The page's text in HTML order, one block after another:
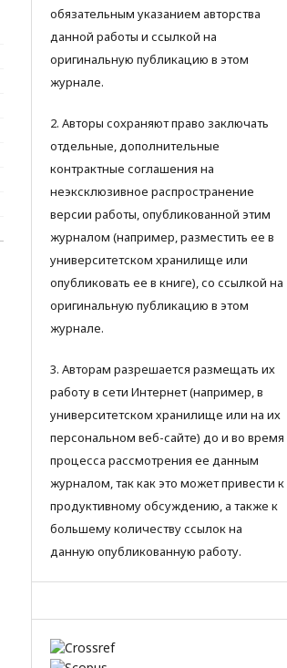
обязательным указанием авторства
данной работы и ссылкой на
оригинальную публикацию в этом
журнале.
2. Авторы сохраняют право заключать
отдельные, дополнительные
контрактные соглашения на
неэксклюзивное распространение
версии работы, опубликованной этим
журналом (например, разместить ее в
университетском хранилище или
опубликовать ее в книге), со ссылкой на
оригинальную публикацию в этом
журнале.
3. Авторам разрешается размещать их
работу в сети Интернет (например, в
университетском хранилище или на их
персональном веб-сайте) до и во время
процесса рассмотрения ее данным
журналом, так как это может привести к
продуктивному обсуждению, а также к
большему количеству ссылок на
данную опубликованную работу.